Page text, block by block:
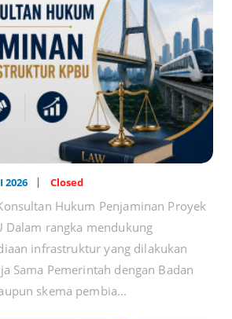
2026 Closed
Hukum Penjaminan Proyek
Dalam rangka mendukung
infrastruktur yang dilakukan
Sama Pemerintah dengan Badan
skema pembia...